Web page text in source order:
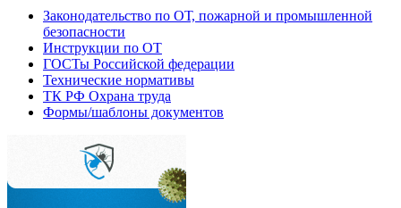
Законодательство по ОТ, пожарной и промышленной
безопасности
Инструкции по ОТ
ГОСТы Российской федерации
Технические нормативы
ТК РФ Охрана труда
Формы/шаблоны документов